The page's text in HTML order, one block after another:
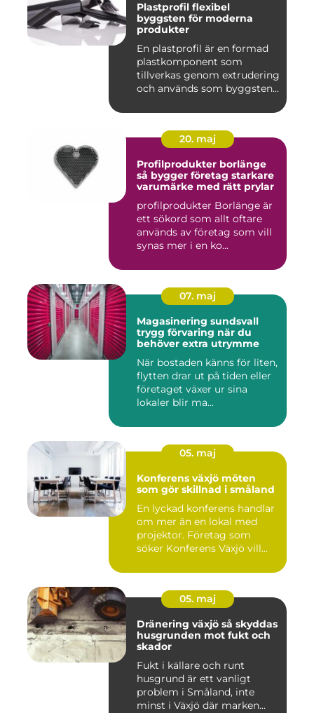
Plastprofil flexibel
byggsten för moderna
produkter
En plastprofil är en formad
plastkomponent som
tillverkas genom extrudering
och används som byggsten...
20. maj
Profilprodukter borlänge
så bygger företag starkare
varumärke med rätt prylar
profilprodukter Borlänge är
ett sökord som allt oftare
används av företag som vill
synas mer i en ko...
07. maj
Magasinering sundsvall
trygg förvaring när du
behöver extra utrymme
När bostaden känns för liten,
flytten drar ut på tiden eller
företaget växer ur sina
lokaler blir ma...
05. maj
Konferens växjö möten
som gör skillnad i småland
En lyckad konferens handlar
om mer än en lokal med
projektor. Företag som
söker Konferens Växjö vill...
05. maj
Dränering växjö så skyddas
husgrunden mot fukt och
skador
Fukt i källare och runt
husgrund är ett vanligt
problem i Småland, inte
minst i Växjö där marken